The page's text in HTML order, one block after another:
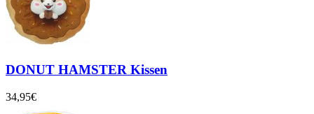
DONUT HAMSTER Kissen
34,95€